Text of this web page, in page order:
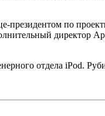
президентом по
директор
отдела iPod.